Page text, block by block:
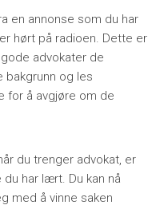
en annonse som du har
hørt på radioen. Dette er
advokater de
bakgrunn og les
for å avgjøre om de
du trenger advokat, er
har lært. Du kan nå
med å vinne saken